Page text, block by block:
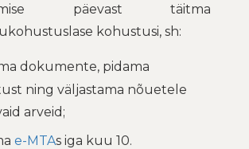
päevast täitma
kohustusi, sh:
dokumente, pidama
ning väljastama nõuetele
arveid;
e-MTAs iga kuu 10.